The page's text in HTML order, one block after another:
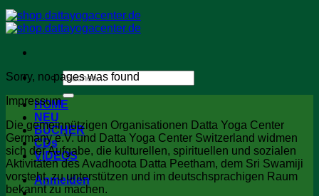
Suchen
nach:
HOME
NEU
BÜCHER
CDs
VIDEOS
Anmelden
Sorry, no pages was found
Impressum
Die gemeinnützigen Organisationen Datta Yoga Center
Germany e.V. und Datta Yoga Center Switzerland widmen
sich der Aufgabe, die kulturellen, spirituellen und sozialen
Aktivitäten des Avadhoota Datta Peetham, dem Sri Swamiji
vorsteht, zu unterstützen und im deutschsprachigen Raum
bekannt zu machen.